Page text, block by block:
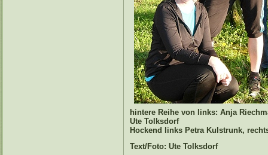
hintere Reihe von links: Anja
Ute Tolksdorf
Hockend links Petra Kulstrunk,
Text/Foto: Ute Tolksdorf